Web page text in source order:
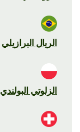
الريال البرازيلي
الزلوتي البولندي